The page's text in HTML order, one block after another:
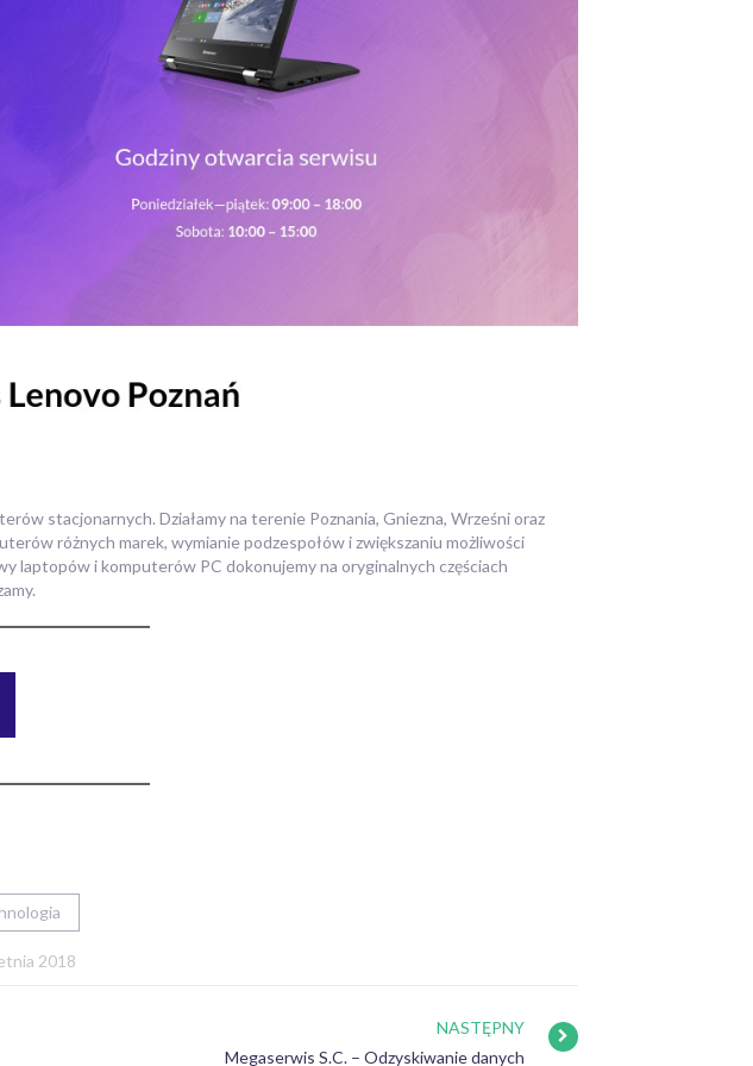
stacjonarnych. Działamy na terenie Poznania, Gniezna, Wrześni oraz
różnych marek, wymianie podzespołów i zwiększaniu możliwości
laptopów i komputerów PC dokonujemy na oryginalnych częściach
2018
NASTĘPNY
Megaserwis S.C. – Odzyskiwanie danych